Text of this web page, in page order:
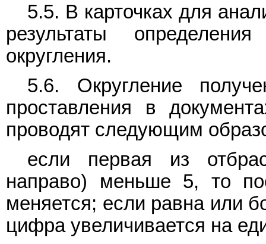
5.5. В карточках для
результаты
округления.
5.6. Округление
проставления в
проводят следующим
если первая из
направо) меньше 5, то
меняется; если равна или
цифра увеличивается на